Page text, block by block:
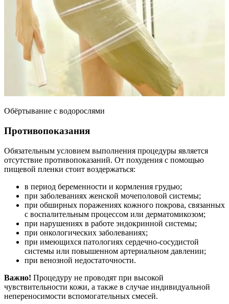
Обёртывание с водорослями
Противопоказания
Обязательным условием выполнения процедуры является
отсутствие противопоказаний. От похудения с помощью
пищевой пленки стоит воздержаться:
в период беременности и кормления грудью;
при заболеваниях женской мочеполовой системы;
при обширных поражениях кожного покрова, связанных
с воспалительным процессом или дерматомикозом;
при нарушениях в работе эндокринной системы;
при онкологических заболеваниях;
при имеющихся патологиях сердечно-сосудистой
системы или повышенном артериальном давлении;
при венозной недостаточности.
Важно! Процедуру не проводят при высокой
чувствительности кожи, а также в случае индивидуальной
непереносимости вспомогательных смесей.